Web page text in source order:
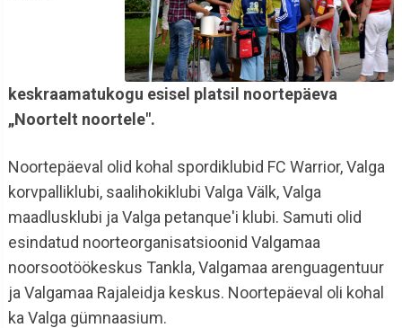
keskraamatukogu esisel platsil noortepäeva
„Noortelt noortele".
Noortepäeval olid kohal spordiklubid FC Warrior, Valga
korvpalliklubi, saalihokiklubi Valga Välk, Valga
maadlusklubi ja Valga petanque'i klubi. Samuti olid
esindatud noorteorganisatsioonid Valgamaa
noorsootöökeskus Tankla, Valgamaa arenguagentuur
ja Valgamaa Rajaleidja keskus. Noortepäeval oli kohal
ka Valga gümnaasium.